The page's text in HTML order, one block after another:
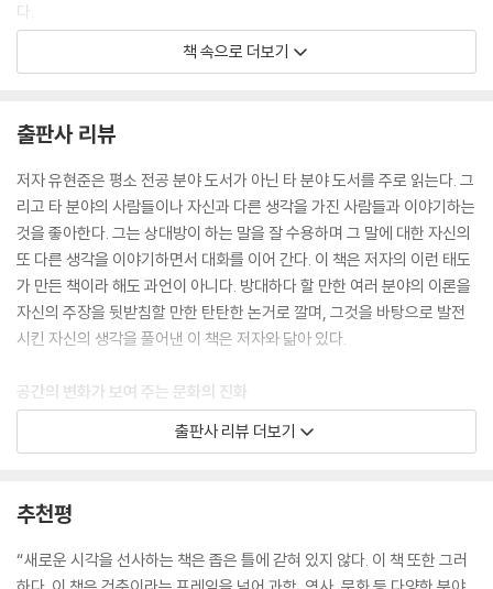
기하학 × 도가 사상 × 유대 민족 문화 = 루이스 칸
지혜의 왕 솔로몬의 그림자
건축계의 『드래곤볼』: 안도 다다오
서양의 기하학과 동양의 관계성의 융합
물의 교회: 시간으로 공간을 만드는 법
바람의 교회: 관계 조절 장치
신체를 측량기로 만드는 건축
서양 건물의 동양적 배치
8장. 학문 간 이종 교배의 시대
다른 분야와의 이종 교배
컴퓨터와의 이종 교배
자동차와 IT의 도움으로 실현된 건축물
인공지능과 건축
9장. 가상 신대륙의 시대
다.
--- p.13
었기 때문이다. 서양인들은 생전 처음 보는 우아한 곡선 지붕의 건축물을
보고 흥미를 느꼈다. 그 충격은 마치 상자 같은 건물만 보면서 자라난 우리
가 프랭크 게리의 ‘디즈니 콘서트홀’이나 동대문 ‘DDP’ 같은 곡면의 건축
물을 보았을 때와 비슷한 충격이 아니었을까 추측된다. 기존 유럽의 건축
은 기하학적이고 직선의 경직된 모습인 반면, 도자기 속에 그려진 정자 건
축은 자유로운 곡선의 모습이었다.
건축적으로 서양의 벽 중심의 건축과 달리 도자기 그림 속 건축물은 기둥
의 기하학적인 디자인이었다면 도자기 속에 보이는 동양의 정원은 자연 그
대로를 옮겨 놓은 듯한 느낌의 바위와 나무들의 배치였다. 서양인들은 이
전에는 접해 본 적이 없는 새로운 정원과 건축물을 보고 동경하고 따라하
기는 정원에 그치지 않고 문화 전반적으로 영향을 미치게 되어 지금의 ‘한
다.
책 속으로 더보기
출판사 리뷰
저자 유현준은 평소 전공 분야 도서가 아닌 타 분야 도서를 주로 읽는다. 그
리고 타 분야의 사람들이나 자신과 다른 생각을 가진 사람들과 이야기하는
것을 좋아한다. 그는 상대방이 하는 말을 잘 수용하며 그 말에 대한 자신의
또 다른 생각을 이야기하면서 대화를 이어 간다. 이 책은 저자의 이런 태도
가 만든 책이라 해도 과언이 아니다. 방대하다 할 만한 여러 분야의 이론을
자신의 주장을 뒷받침할 만한 탄탄한 논거로 깔며, 그것을 바탕으로 발전
시킨 자신의 생각을 풀어낸 이 책은 저자와 닮아 있다.
공간의 변화가 보여 주는 문화의 진화
이 책은 건축을 중심으로 교류, 결합, 변종이 만들어 낸 문화의 진화를 이야
만들었다. 건축물은 그런 문화의 물리적 결정체다. 건축은 엄청나게 큰 에
너지와 돈이 들어가는 일이다 보니 많은 사람의 지혜를 모아야 하고, 크게
는 사회적 동의가 있어야 만들어질 수 있다. 그렇기 때문에 공간이 구축되
출판사 리뷰 더보기
추천평
“새로운 시각을 선사하는 책은 좁은 틀에 갇혀 있지 않다. 이 책 또한 그러